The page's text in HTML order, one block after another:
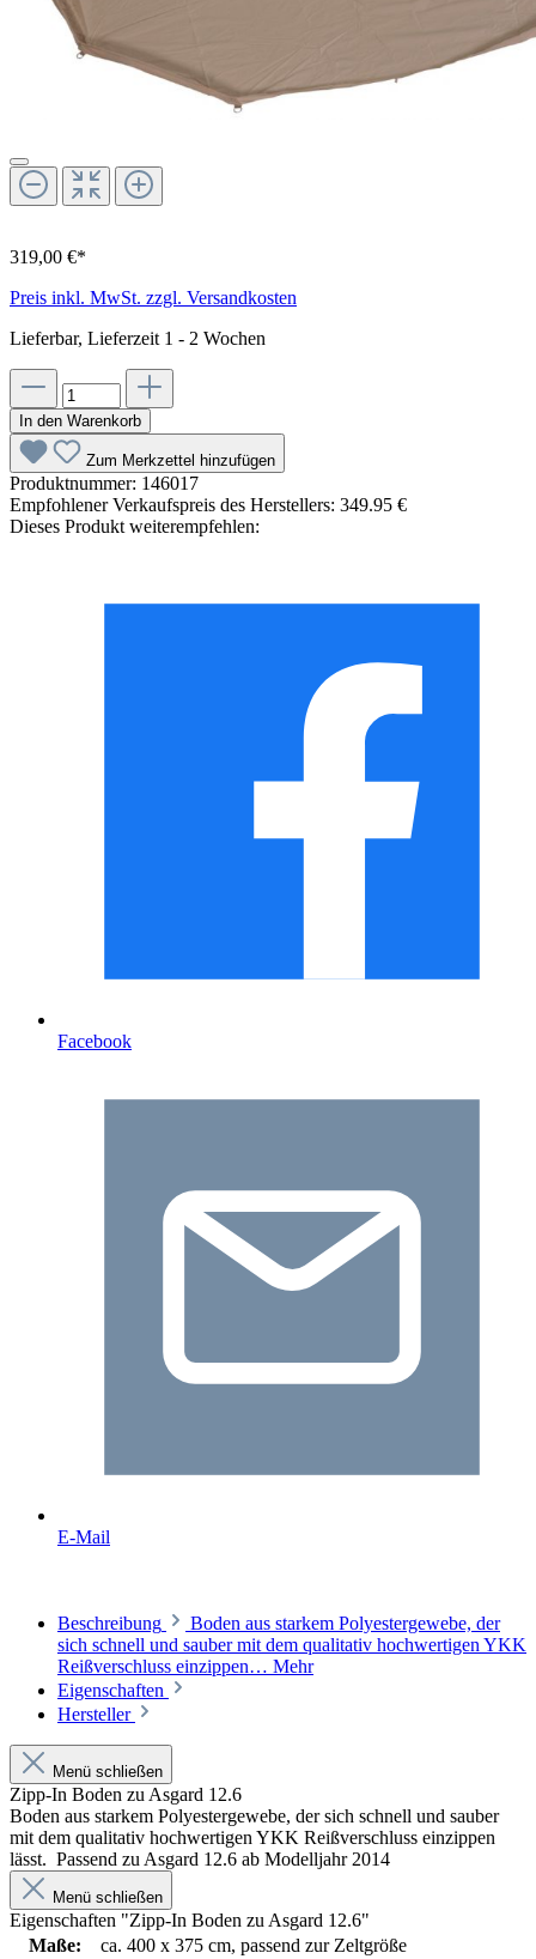
319,00 €*
Preis inkl. MwSt. zzgl. Versandkosten
Lieferbar, Lieferzeit 1 - 2 Wochen
In den Warenkorb
Zum Merkzettel hinzufügen
Produktnummer: 146017
Empfohlener Verkaufspreis des Herstellers: 349.95 €
Dieses Produkt weiterempfehlen:
Facebook
E-Mail
Beschreibung
Boden aus starkem Polyestergewebe, der
sich schnell und sauber mit dem qualitativ hochwertigen YKK
Reißverschluss einzippen… Mehr
Eigenschaften
Hersteller
Menü schließen
Zipp-In Boden zu Asgard 12.6
Boden aus starkem Polyestergewebe, der sich schnell und sauber
mit dem qualitativ hochwertigen YKK Reißverschluss einzippen
lässt. Passend zu Asgard 12.6 ab Modelljahr 2014
Menü schließen
Eigenschaften "Zipp-In Boden zu Asgard 12.6"
Maße:
ca. 400 x 375 cm, passend zur Zeltgröße